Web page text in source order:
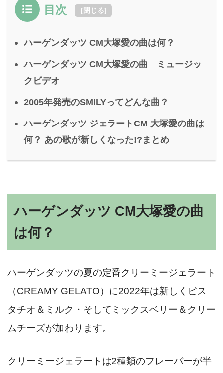
目次 [閉じる]
ハーゲンダッツ CM大塚愛の曲は何？
ハーゲンダッツ CM大塚愛の曲 ミュージッ
クビデオ
2005年発売のSMILYってどんな曲？
ハーゲンダッツ ジェラートCM 大塚愛の曲は
何？ あの歌が新しくなった!?まとめ
ハーゲンダッツ CM大塚愛の曲
は何？
ハーゲンダッツの夏の定番クリーミージェラート
（CREAMY GELATO）に2022年は新しくピス
タチオ＆ミルク・そしてミックスベリー＆クリー
ムチーズが加わります。
クリーミージェラートは2種類のフレーバーが半